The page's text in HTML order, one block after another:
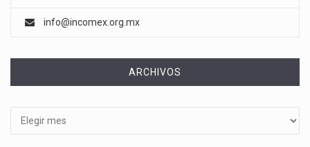
info@incomex.org.mx
ARCHIVOS